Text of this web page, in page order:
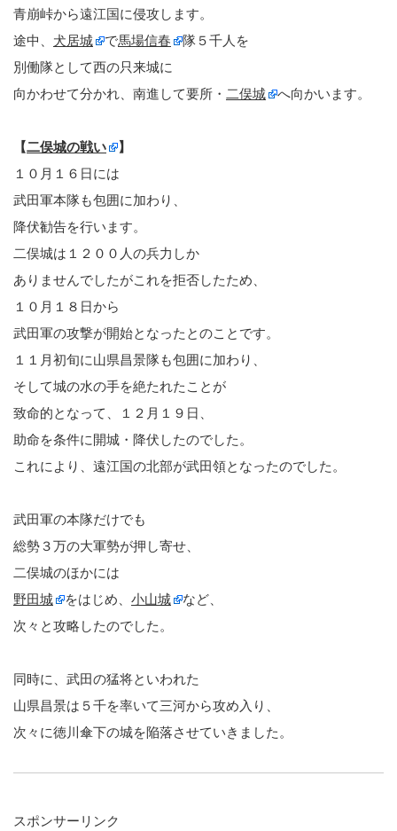
青崩峠から遠江国に侵攻します。
途中、 犬居城 で馬場信春
隊５千人を
別働隊として西の只来城に
向かわせて分かれ、南進して要所・ 二俣城 へ向かいます。
【二俣城の戦い
】
１０月１６日には
武田軍本隊も包囲に加わり、
降伏勧告を行います。
二俣城は１２００人の兵力しか
ありませんでしたがこれを拒否したため、
１０月１８日から
武田軍の攻撃が開始となったとのことです。
１１月初旬に山県昌景隊も包囲に加わり、
そして城の水の手を絶たれたことが
致命的となって、１２月１９日、
助命を条件に開城・降伏したのでした。
これにより、遠江国の北部が武田領となったのでした。
武田軍の本隊だけでも
総勢３万の大軍勢が押し寄せ、
二俣城のほかには
野田城
をはじめ、 小山城
など、
次々と攻略したのでした。
同時に、武田の猛将といわれた
山県昌景は５千を率いて三河から攻め入り、
次々に徳川傘下の城を陥落させていきました。
スポンサーリンク